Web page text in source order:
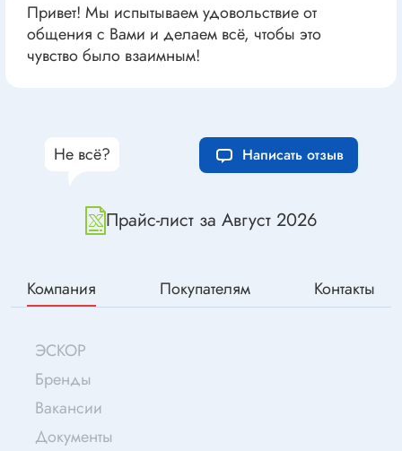
Привет! Мы испытываем удовольствие от
общения с Вами и делаем всё, чтобы это
чувство было взаимным!
Прайс-лист за Август 2026
Не всё? Написать отзыв
Компания Покупателям Контакты
ЭСКОР
Бренды
Вакансии
Документы